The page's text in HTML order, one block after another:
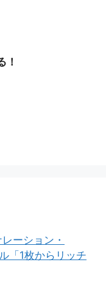
！
ーション・
「1枚からリッチ